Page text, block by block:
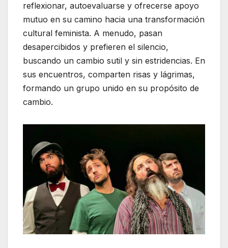
reflexionar, autoevaluarse y ofrecerse apoyo
mutuo en su camino hacia una transformación
cultural feminista. A menudo, pasan
desapercibidos y prefieren el silencio,
buscando un cambio sutil y sin estridencias. En
sus encuentros, comparten risas y lágrimas,
formando un grupo unido en su propósito de
cambio.